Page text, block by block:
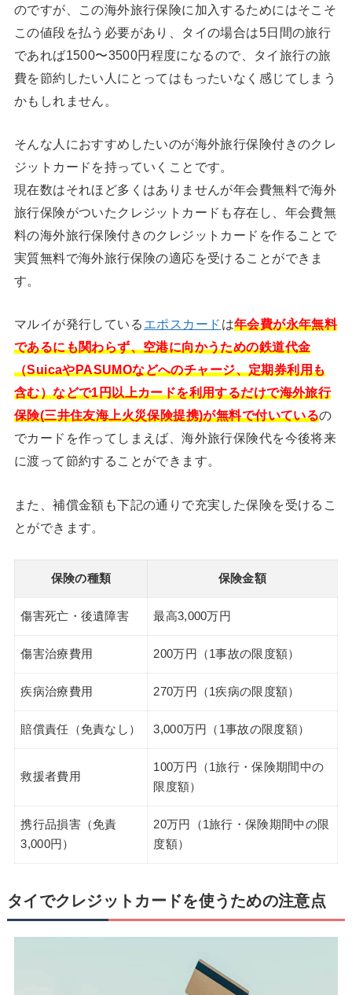
のですが、この海外旅行保険に加入するためにはそこそ
この値段を払う必要があり、タイの場合は5日間の旅行
であれば1500〜3500円程度になるので、タイ旅行の旅
費を節約したい人にとってはもったいなく感じてしまう
かもしれません。
そんな人におすすめしたいのが海外旅行保険付きのクレ
ジットカードを持っていくことです。
現在数はそれほど多くはありませんが年会費無料で海外
旅行保険がついたクレジットカードも存在し、年会費無
料の海外旅行保険付きのクレジットカードを作ることで
実質無料で海外旅行保険の適応を受けることができま
す。
マルイが発行している エポスカード は年会費が永年無料
であるにも関わらず、空港に向かうための鉄道代金
（SuicaやPASUMOなどへのチャージ、定期券利用も
含む）などで1円以上カードを利用するだけで海外旅行
保険(三井住友海上火災保険提携)が無料で付いているの
でカードを作ってしまえば、海外旅行保険代を今後将来
に渡って節約することができます。
また、補償金額も下記の通りで充実した保険を受けるこ
とができます。
保険の種類 保険金額
傷害死亡・後遺障害 最高3,000万円
傷害治療費用 200万円（1事故の限度額）
疾病治療費用 270万円（1疾病の限度額）
賠償責任（免責なし） 3,000万円（1事故の限度額）
救援者費用
100万円（1旅行・保険期間中の
限度額）
携行品損害（免責
3,000円）
20万円（1旅行・保険期間中の限
度額）
タイでクレジットカードを使うための注意点